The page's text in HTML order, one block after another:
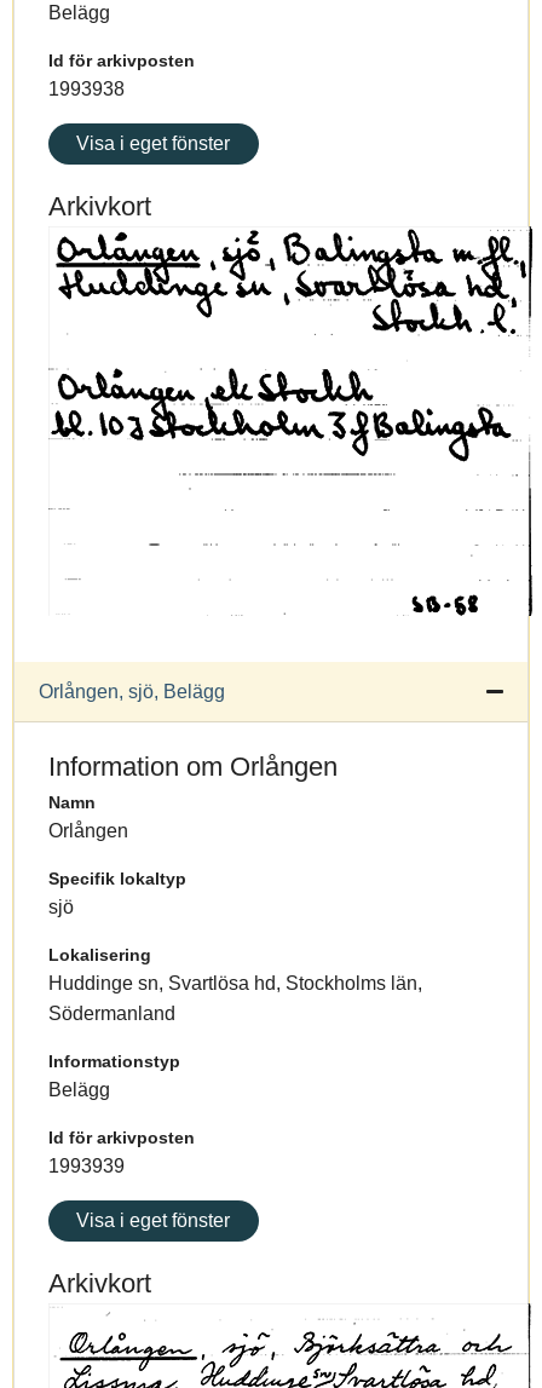
Belägg
Id för arkivposten
1993938
Visa i eget fönster
Arkivkort
Orlången, sjö, Belägg
Information om Orlången
Namn
Orlången
Specifik lokaltyp
sjö
Lokalisering
Huddinge sn, Svartlösa hd, Stockholms län,
Södermanland
Informationstyp
Belägg
Id för arkivposten
1993939
Visa i eget fönster
Arkivkort